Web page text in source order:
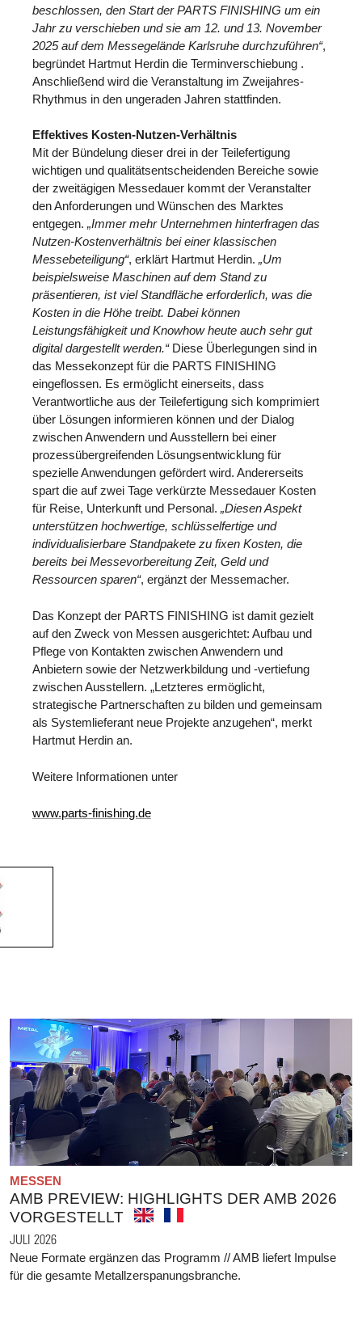
beschlossen, den Start der PARTS FINISHING um ein
Jahr zu verschieben und sie am 12. und 13. November
2025 auf dem Messegelände Karlsruhe durchzuführen“,
begründet Hartmut Herdin die Terminverschiebung .
Anschließend wird die Veranstaltung im Zweijahres-
Rhythmus in den ungeraden Jahren stattfinden.
Effektives Kosten-Nutzen-Verhältnis
Mit der Bündelung dieser drei in der Teilefertigung
wichtigen und qualitätsentscheidenden Bereiche sowie
der zweitägigen Messedauer kommt der Veranstalter
den Anforderungen und Wünschen des Marktes
entgegen. „Immer mehr Unternehmen hinterfragen das
Nutzen-Kostenverhältnis bei einer klassischen
Messebeteiligung“, erklärt Hartmut Herdin. „Um
beispielsweise Maschinen auf dem Stand zu
präsentieren, ist viel Standfläche erforderlich, was die
Kosten in die Höhe treibt. Dabei können
Leistungsfähigkeit und Knowhow heute auch sehr gut
digital dargestellt werden.“Diese Überlegungen sind in
das Messekonzept für die PARTS FINISHING
eingeflossen. Es ermöglicht einerseits, dass
Verantwortliche aus der Teilefertigung sich komprimiert
über Lösungen informieren können und der Dialog
zwischen Anwendern und Ausstellern bei einer
prozessübergreifenden Lösungsentwicklung für
spezielle Anwendungen gefördert wird. Andererseits
spart die auf zwei Tage verkürzte Messedauer Kosten
für Reise, Unterkunft und Personal. „Diesen Aspekt
unterstützen hochwertige, schlüsselfertige und
individualisierbare Standpakete zu fixen Kosten, die
bereits bei Messevorbereitung Zeit, Geld und
Ressourcen sparen“, ergänzt der Messemacher.
Das Konzept der PARTS FINISHING ist damit gezielt
auf den Zweck von Messen ausgerichtet: Aufbau und
Pflege von Kontakten zwischen Anwendern und
Anbietern sowie der Netzwerkbildung und -vertiefung
zwischen Ausstellern. „Letzteres ermöglicht,
strategische Partnerschaften zu bilden und gemeinsam
als Systemlieferant neue Projekte anzugehen“, merkt
Hartmut Herdin an.
Weitere Informationen unter
www.parts-finishing.de
MESSEN
AMB PREVIEW: HIGHLIGHTS DER AMB 2026
VORGESTELLT
JULI 2026
Neue Formate ergänzen das Programm // AMB liefert Impulse
für die gesamte Metallzerspanungsbranche.